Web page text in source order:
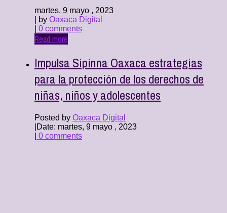
martes, 9 mayo , 2023
| by Oaxaca Digital
0 comments
Read more
Impulsa Sipinna Oaxaca estrategias
para la protección de los derechos de
niñas, niños y adolescentes
Posted by Oaxaca Digital
Date: martes, 9 mayo , 2023
0 comments